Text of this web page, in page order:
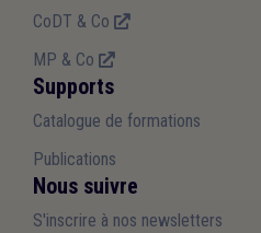
CoDT & Co
MP & Co
Supports
Catalogue de formations
Publications
Nous suivre
S'inscrire à nos newsletters